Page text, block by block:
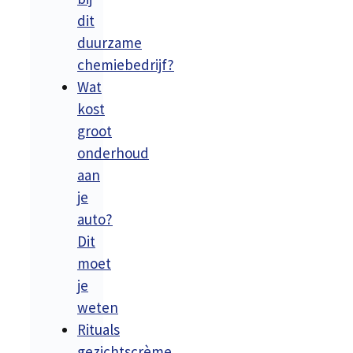
dit
duurzame
chemiebedrijf?
Wat
kost
groot
onderhoud
aan
je
auto?
Dit
moet
je
weten
Rituals